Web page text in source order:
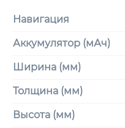
Навигация
Аккумулятор (мАч)
Ширина (мм)
Толщина (мм)
Высота (мм)